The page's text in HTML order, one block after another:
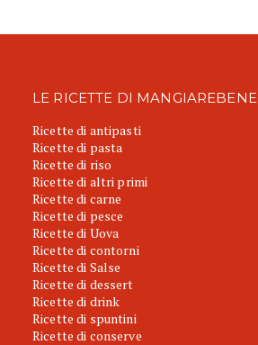
LE RICETTE DI MANGIAREBENE
Ricette di antipasti
Ricette di pasta
Ricette di riso
Ricette di altri primi
Ricette di carne
Ricette di pesce
Ricette di Uova
Ricette di contorni
Ricette di Salse
Ricette di dessert
Ricette di drink
Ricette di spuntini
Ricette di conserve